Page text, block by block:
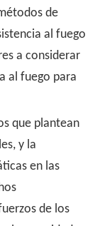
de
al fuego
a considerar
al fuego para
que plantean
y la
en las
de los